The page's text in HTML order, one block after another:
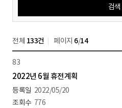
검색
전체 133건 페이지 6/14
83
2022년 6월 휴전계획
2022/05/20
776